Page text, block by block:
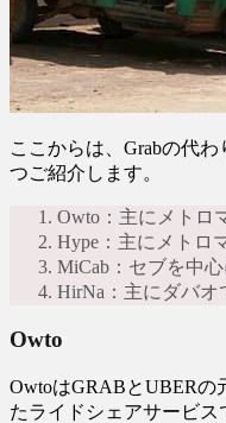
ここからは、Grabの代
つご紹介します。
Owto：主にメトロ
Hype：主にメトロ
MiCab：セブを中
HirNa：主にダバオ
Owto
OwtoはGRABとUBERの
たライドシェアサービス